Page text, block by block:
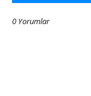
0 Yorumlar